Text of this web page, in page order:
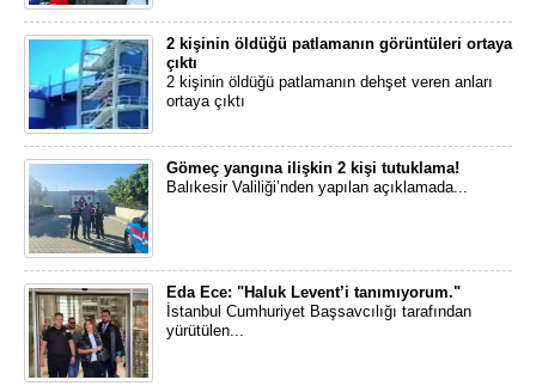
2 kişinin öldüğü patlamanın görüntüleri ortaya
çıktı
2 kişinin öldüğü patlamanın dehşet veren anları
ortaya çıktı
Gömeç yangına ilişkin 2 kişi tutuklama!
Balıkesir Valiliği’nden yapılan açıklamada...
Eda Ece: "Haluk Levent’i tanımıyorum."
İstanbul Cumhuriyet Başsavcılığı tarafından
yürütülen...